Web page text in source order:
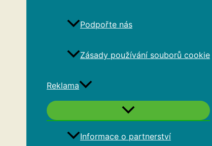
Podpořte nás
Zásady používání souborů cookie
Reklama
Informace o partnerství